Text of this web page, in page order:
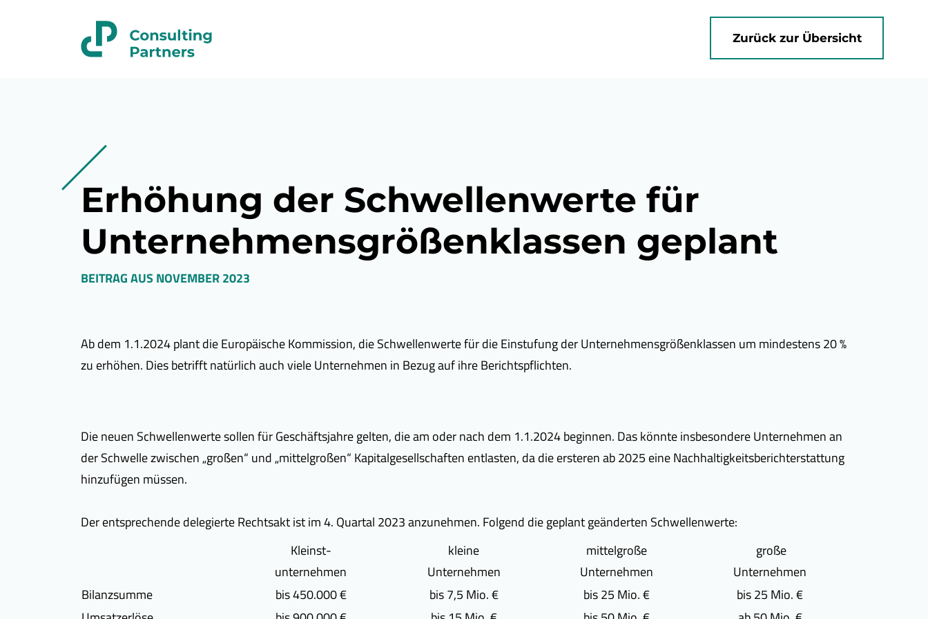
Zurück zur Übersicht
Erhöhung der Schwellenwerte für
Unternehmensgrößenklassen geplant
BEITRAG AUSNOVEMBER 2023
Ab dem 1.1.2024 plant die Europäische Kommission, die Schwellenwerte für die Einstufung der Unternehmensgrößenklassen um mindestens 20 %
zu erhöhen. Dies betrifft natürlich auch viele Unternehmen in Bezug auf ihre Berichtspflichten.
Die neuen Schwellenwerte sollen für Geschäftsjahre gelten, die am oder nach dem 1.1.2024 beginnen. Das könnte insbesondere Unternehmen an
der Schwelle zwischen „großen“ und „mittelgroßen“ Kapitalgesellschaften entlasten, da die ersteren ab 2025 eine Nachhaltigkeitsberichterstattung
hinzufügen müssen.
Der entsprechende delegierte Rechtsakt ist im 4. Quartal 2023 anzunehmen. Folgend die geplant geänderten Schwellenwerte:
Kleinst-
unternehmen
kleine
Unternehmen
mittelgroße
Unternehmen
große
Unternehmen
Bilanzsumme
bis 450.000 € bis 7,5 Mio. € bis 25 Mio. €
bis 25 Mio. €